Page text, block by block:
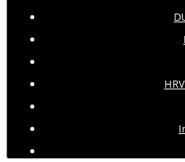
"Rusija odmah treba donijeti mjere